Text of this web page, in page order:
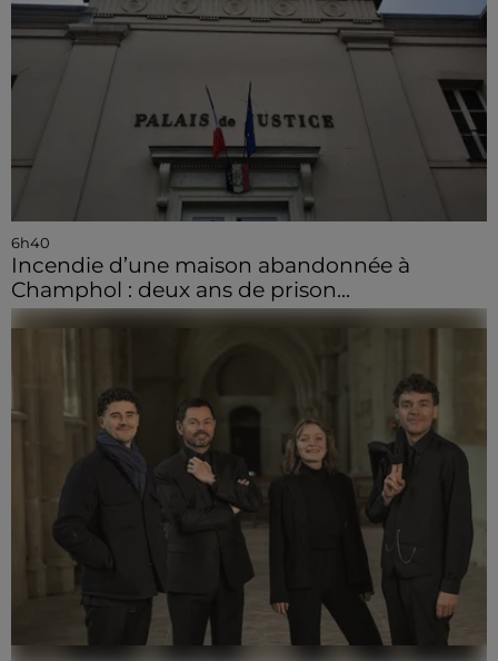
6h40
Incendie d’une maison abandonnée à
Champhol : deux ans de prison...